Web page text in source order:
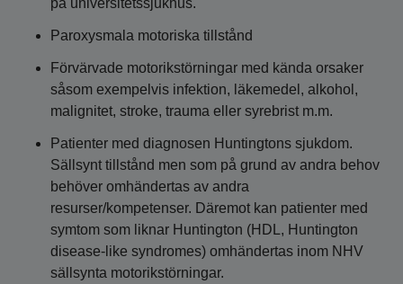
på universitetssjukhus.
Paroxysmala motoriska tillstånd
Förvärvade motorikstörningar med kända orsaker
såsom exempelvis infektion, läkemedel, alkohol,
malignitet, stroke, trauma eller syrebrist m.m.
Patienter med diagnosen Huntingtons sjukdom.
Sällsynt tillstånd men som på grund av andra behov
behöver omhändertas av andra
resurser/kompetenser. Däremot kan patienter med
symtom som liknar Huntington (HDL, Huntington
disease-like syndromes) omhändertas inom NHV
sällsynta motorikstörningar.